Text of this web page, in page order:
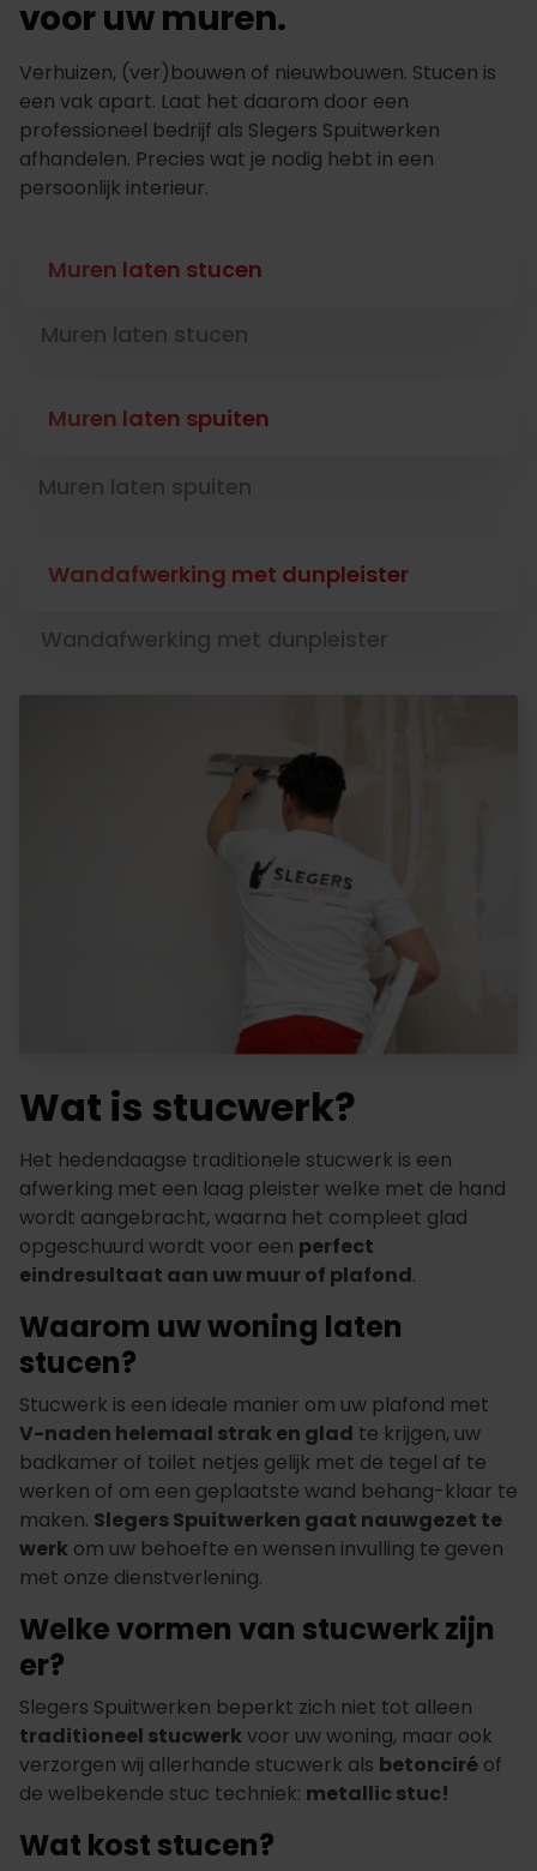
voor uw muren.
Verhuizen, (ver)bouwen of nieuwbouwen. Stucen is
een vak apart. Laat het daarom door een
professioneel bedrijf als Slegers Spuitwerken
afhandelen. Precies wat je nodig hebt in een
persoonlijk interieur.
Muren laten stucen
Muren laten stucen
Muren laten spuiten
Muren laten spuiten
Wandafwerking met dunpleister
Wandafwerking met dunpleister
Wat is stucwerk?
Het hedendaagse traditionele stucwerk is een
afwerking met een laag pleister welke met de hand
wordt aangebracht, waarna het compleet glad
opgeschuurd wordt voor een perfect
eindresultaat aan uw muur of plafond.
Waarom uw woning laten
stucen?
Stucwerk is een ideale manier om uw plafond met
V-naden helemaal strak en glad te krijgen, uw
badkamer of toilet netjes gelijk met de tegel af te
werken of om een geplaatste wand behang-klaar te
maken. Slegers Spuitwerken gaat nauwgezet te
werk om uw behoefte en wensen invulling te geven
met onze dienstverlening.
Welke vormen van stucwerk zijn
er?
Slegers Spuitwerken beperkt zich niet tot alleen
traditioneel stucwerk voor uw woning, maar ook
verzorgen wij allerhande stucwerk als betonciré of
de welbekende stuc techniek: metallic stuc!
Wat kost stucen?